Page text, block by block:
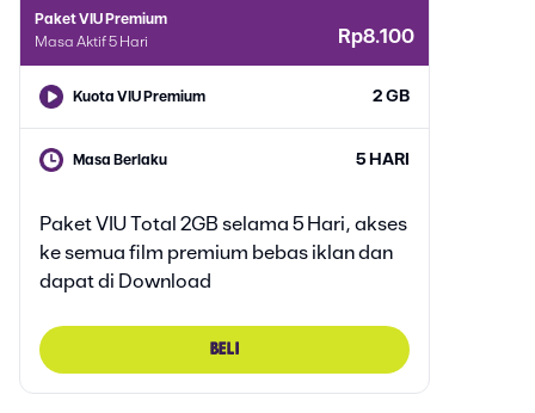
Paket VIU Premium
Masa Aktif 5 Hari
Rp8.100
Kuota VIU Premium 2 GB
Masa Berlaku 5 HARI
Paket VIU Total 2GB selama 5 Hari, akses
ke semua film premium bebas iklan dan
dapat di Download
BELI